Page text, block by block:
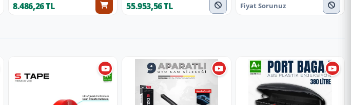
8.486,26 TL 55.953,56 TL Fiyat Sorunuz